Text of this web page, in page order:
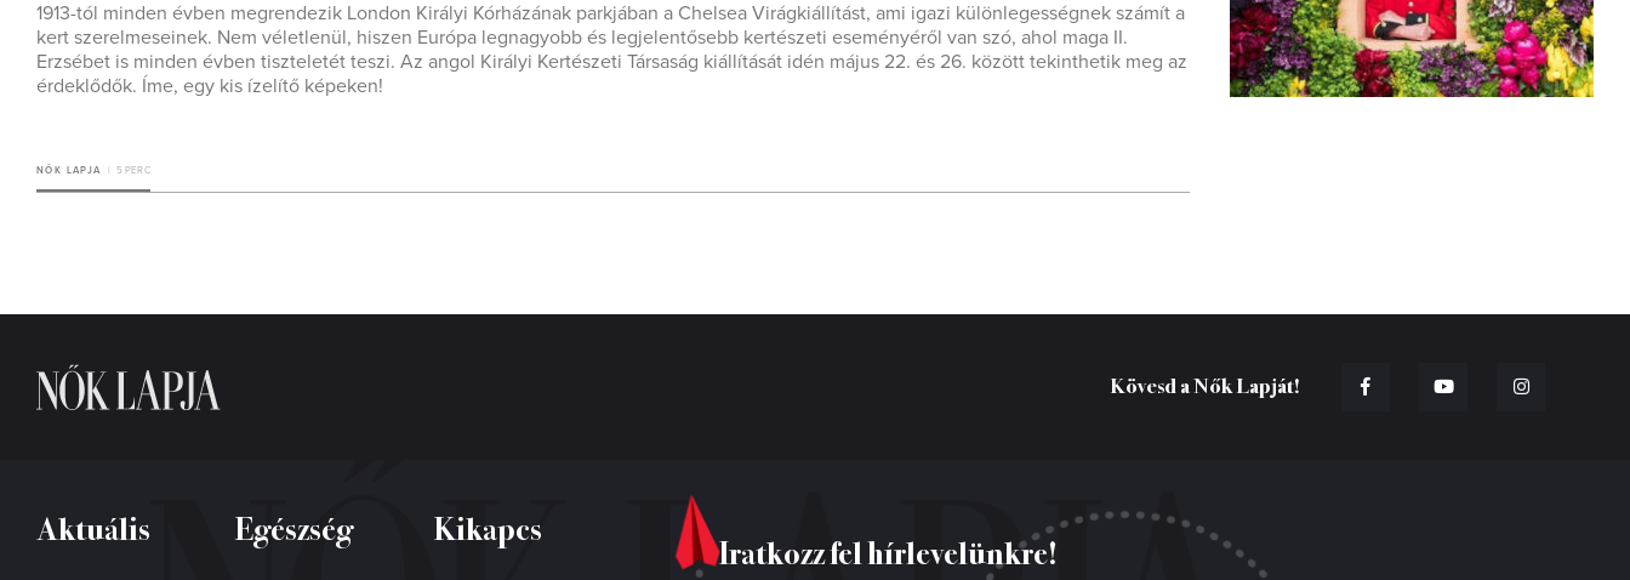
1913-tól minden évben megrendezik London Királyi Kórházának parkjában a Chelsea Virágkiállítást, ami igazi különlegességnek számít a
kert szerelmeseinek. Nem véletlenül, hiszen Európa legnagyobb és legjelentősebb kertészeti eseményéről van szó, ahol maga II.
Erzsébet is minden évben tiszteletét teszi. Az angol Királyi Kertészeti Társaság kiállítását idén május 22. és 26. között tekinthetik meg az
érdeklődők. Íme, egy kis ízelítő képeken!
NŐK LAPJA 5 PERC
Kövesd a Nők Lapját!
Aktuális Egészség
Kikapcs
Iratkozz fel hírlevelünkre!